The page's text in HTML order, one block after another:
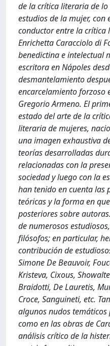
de la crítica literaria de
estudios de la mujer,
conductor entre la crítica
Enrichetta Caracciolo di
benedictina e intelectual
escritora en Nápoles
desmantelamiento
encarcelamiento forzoso
Gregorio Armeno. El
estado del arte de la
literaria de mujeres,
una imagen exhaustiva
teorías desarrolladas
relacionadas con la
sociedad y luego con la
han tenido en cuenta las
teóricas y la forma en
posteriores sobre
de numerosos
filósofos; en particular,
contribución de
Simone De Beauvoir,
Kristeva, Cixous,
Braidotti, De Lauretis,
Croce, Sanguineti, etc.
algunos nudos
como en las obras de
análisis crítico de la